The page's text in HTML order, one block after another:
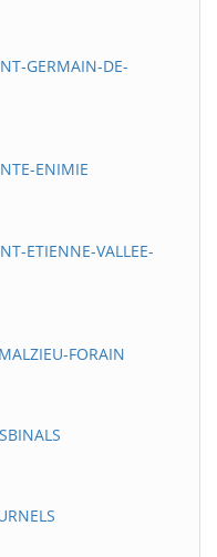
GERMAIN-DE-
ENIMIE
ETIENNE-VALLEE-
FORAIN